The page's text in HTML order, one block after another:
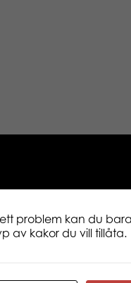
problem kan du
av kakor du vill tillåta.